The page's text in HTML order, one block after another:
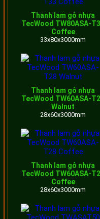
lam rỗng
Thanh
lam rỗng
TW40
TWE80
lam rỗng
TWE160
Thanh
Thanh lam gỗ nhựa
TecWood TW80ASA-
Coffee
33x80x3000mm
Thanh lam gỗ nhựa
TecWood TW60ASA-
Walnut
28x60x3000mm
Thanh lam gỗ nhựa
TecWood TW60ASA-
Coffee
28x60x3000mm